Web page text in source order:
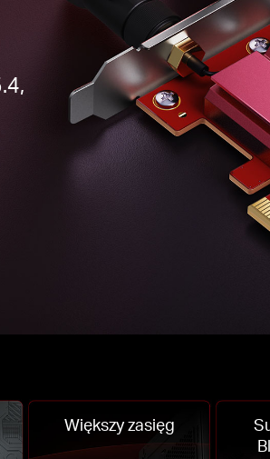
Większy zasięg